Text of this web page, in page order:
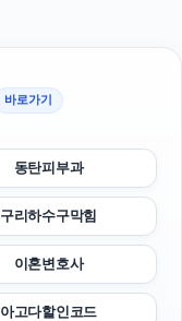
바로가기
동탄피부과
구리하수구막힘
이혼변호사
아고다할인코드